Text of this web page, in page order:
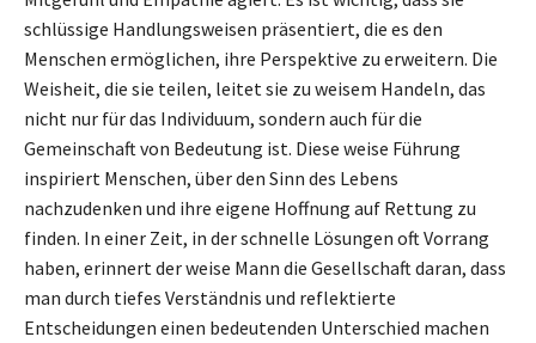
schlüssige Handlungsweisen präsentiert, die es den
Menschen ermöglichen, ihre Perspektive zu erweitern. Die
Weisheit, die sie teilen, leitet sie zu weisem Handeln, das
nicht nur für das Individuum, sondern auch für die
Gemeinschaft von Bedeutung ist. Diese weise Führung
inspiriert Menschen, über den Sinn des Lebens
nachzudenken und ihre eigene Hoffnung auf Rettung zu
finden. In einer Zeit, in der schnelle Lösungen oft Vorrang
haben, erinnert der weise Mann die Gesellschaft daran, dass
man durch tiefes Verständnis und reflektierte
Entscheidungen einen bedeutenden Unterschied machen